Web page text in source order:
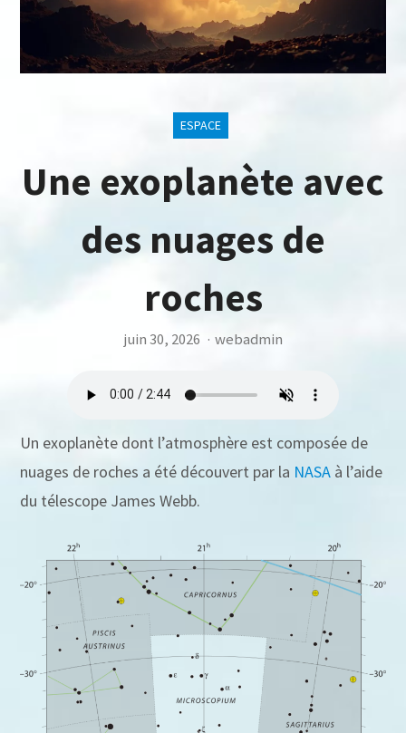
ESPACE
Une exoplanète avec
des nuages de
roches
juin 30, 2026 · webadmin
Un exoplanète dont l’atmosphère est composée de
nuages de roches a été découvert par la NASA à l’aide
du télescope James Webb.